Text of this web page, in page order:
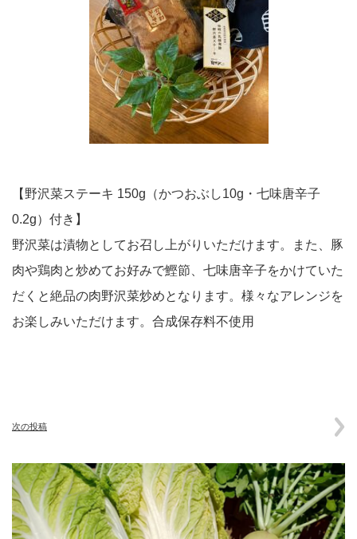
【野沢菜ステーキ 150g（かつおぶし10g・七味唐辛子
0.2g）付き】
野沢菜は漬物としてお召し上がりいただけます。また、豚
肉や鶏肉と炒めてお好みで鰹節、七味唐辛子をかけていた
だくと絶品の肉野沢菜炒めとなります。様々なアレンジを
お楽しみいただけます。合成保存料不使用
次の投稿